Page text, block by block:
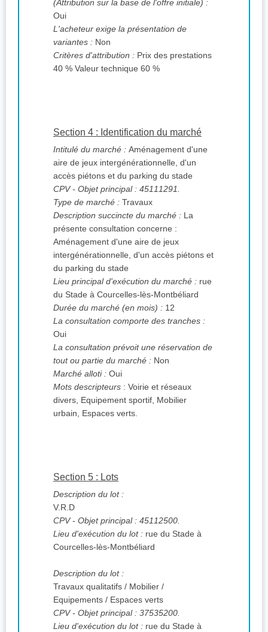
(Attribution sur la base de l'offre initiale) :
Oui
L'acheteur exige la présentation de
variantes : Non
Critères d'attribution : Prix des prestations
40 % Valeur technique 60 %
Section 4 : Identification du marché
Intitulé du marché : Aménagement d'une
aire de jeux intergénérationnelle, d'un
accès piétons et du parking du stade
CPV- Objet principal : 45111291.
Type de marché : Travaux
Description succincte du marché : La
présente consultation concerne :
Aménagement d'une aire de jeux
intergénérationnelle, d'un accès piétons et
du parking du stade
Lieu principal d'exécution du marché : rue
du Stade à Courcelles-lès-Montbéliard
Durée du marché (en mois) : 12
La consultation comporte des tranches :
Oui
La consultation prévoit une réservation de
tout ou partie du marché : Non
Marché alloti : Oui
Mots descripteurs : Voirie et réseaux
divers, Equipement sportif, Mobilier
urbain, Espaces verts.
Section 5 : Lots
Description du lot :
V.R.D
CPV- Objet principal : 45112500.
Lieu d'exécution du lot : rue du Stade à
Courcelles-lès-Montbéliard
Description du lot :
Travaux qualitatifs / Mobilier /
Equipements / Espaces verts
CPV- Objet principal : 37535200.
Lieu d'exécution du lot : rue du Stade à